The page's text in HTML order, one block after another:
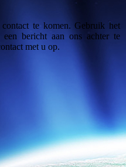
te komen. Gebruik het
een bericht aan ons achter te
met u op.